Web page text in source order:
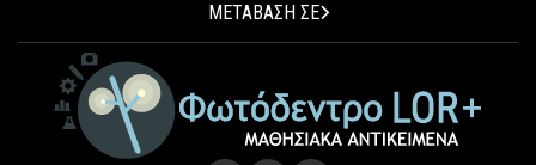
ΜΕΤΑΒΑΣΗ ΣΕ